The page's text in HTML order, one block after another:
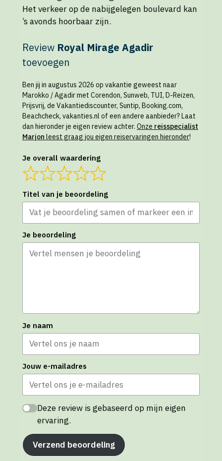
Het verkeer op de nabijgelegen boulevard kan
’s avonds hoorbaar zijn.
Review Royal Mirage Agadir
toevoegen
Ben jij in augustus 2026 op vakantie geweest naar
Marokko / Agadir met Corendon, Sunweb, TUI, D-Reizen,
Prijsvrij, de Vakantiediscounter, Suntip, Booking.com,
Beachcheck, vakanties.nl of een andere aanbieder? Laat
dan hieronder je eigen review achter. Onze reisspecialist
Marjon leest graag jou eigen reiservaringen hieronder!
Je overall waardering
Titel van je beoordeling
Je beoordeling
Je naam
Jouw e-mailadres
Deze review is gebaseerd op mijn eigen
ervaring.
Verzend beoordeling